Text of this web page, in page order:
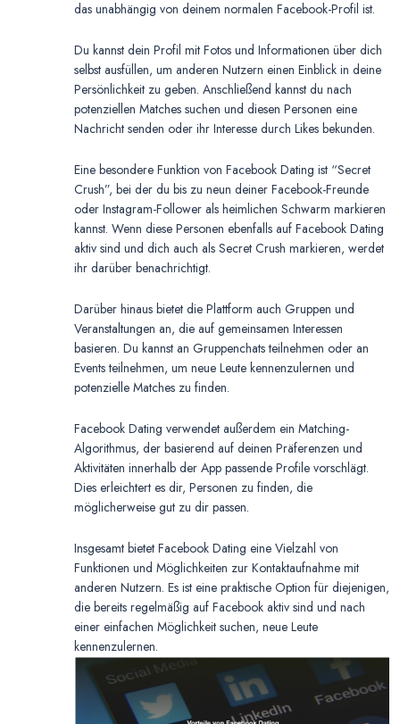
das unabhängig von deinem normalen Facebook-Profil ist.
Du kannst dein Profil mit Fotos und Informationen über dich
selbst ausfüllen, um anderen Nutzern einen Einblick in deine
Persönlichkeit zu geben. Anschließend kannst du nach
potenziellen Matches suchen und diesen Personen eine
Nachricht senden oder ihr Interesse durch Likes bekunden.
Eine besondere Funktion von Facebook Dating ist “Secret
Crush”, bei der du bis zu neun deiner Facebook-Freunde
oder Instagram-Follower als heimlichen Schwarm markieren
kannst. Wenn diese Personen ebenfalls auf Facebook Dating
aktiv sind und dich auch als Secret Crush markieren, werdet
ihr darüber benachrichtigt.
Darüber hinaus bietet die Plattform auch Gruppen und
Veranstaltungen an, die auf gemeinsamen Interessen
basieren. Du kannst an Gruppenchats teilnehmen oder an
Events teilnehmen, um neue Leute kennenzulernen und
potenzielle Matches zu finden.
Facebook Dating verwendet außerdem ein Matching-
Algorithmus, der basierend auf deinen Präferenzen und
Aktivitäten innerhalb der App passende Profile vorschlägt.
Dies erleichtert es dir, Personen zu finden, die
möglicherweise gut zu dir passen.
Insgesamt bietet Facebook Dating eine Vielzahl von
Funktionen und Möglichkeiten zur Kontaktaufnahme mit
anderen Nutzern. Es ist eine praktische Option für diejenigen,
die bereits regelmäßig auf Facebook aktiv sind und nach
einer einfachen Möglichkeit suchen, neue Leute
kennenzulernen.